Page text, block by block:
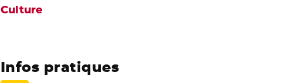
Culture
Infos pratiques